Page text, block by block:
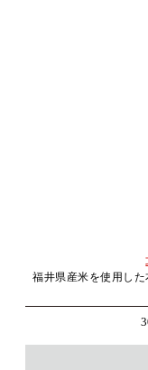
福井県産米を使用し